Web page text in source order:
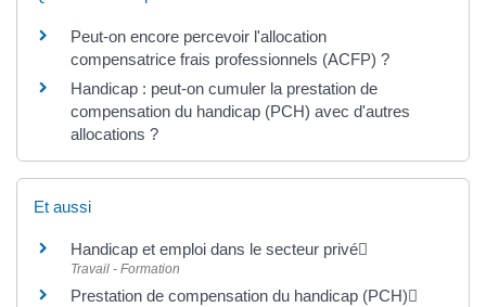
Peut-on encore percevoir l'allocation
compensatrice frais professionnels (ACFP) ?
Handicap : peut-on cumuler la prestation de
compensation du handicap (PCH) avec d'autres
allocations ?
Et aussi
Handicap et emploi dans le secteur privé
Travail - Formation
Prestation de compensation du handicap (PCH)